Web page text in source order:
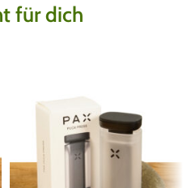
für dich